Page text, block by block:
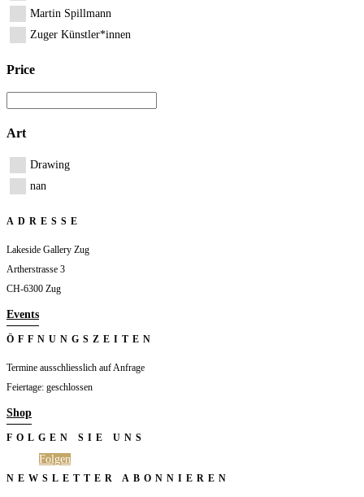
Martin Spillmann
Zuger Künstler*innen
Price
Art
Drawing
nan
ADRESSE
Lakeside Gallery Zug
Artherstrasse 3
CH-6300 Zug
Events
ÖFFNUNGSZEITEN
Termine ausschliesslich auf Anfrage
Feiertage: geschlossen
Shop
FOLGEN SIE UNS
Folgen
NEWSLETTER ABONNIEREN